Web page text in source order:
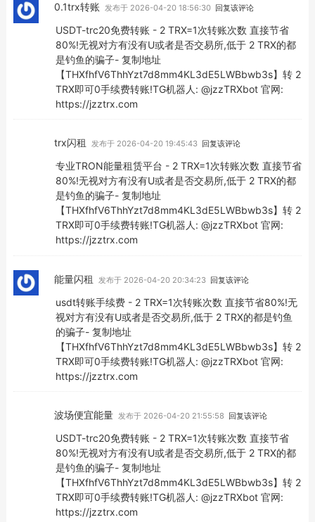
0.1trx转账 发布于 2026-04-20 18:56:30 回复该评论
USDT-trc20免费转账 - 2 TRX=1次转账次数 直接节省
80%!无视对方有没有U或者是否交易所,低于 2 TRX的都
是钓鱼的骗子- 复制地址
【THXfhfV6ThhYzt7d8mm4KL3dE5LWBbwb3s】转 2
TRX即可0手续费转账!TG机器人: @jzzTRXbot 官网:
https://jzztrx.com
trx闪租 发布于 2026-04-20 19:45:43 回复该评论
专业TRON能量租赁平台 - 2 TRX=1次转账次数 直接节省
80%!无视对方有没有U或者是否交易所,低于 2 TRX的都
是钓鱼的骗子- 复制地址
【THXfhfV6ThhYzt7d8mm4KL3dE5LWBbwb3s】转 2
TRX即可0手续费转账!TG机器人: @jzzTRXbot 官网:
https://jzztrx.com
能量闪租 发布于 2026-04-20 20:34:23 回复该评论
usdt转账手续费 - 2 TRX=1次转账次数 直接节省80%!无
视对方有没有U或者是否交易所,低于 2 TRX的都是钓鱼
的骗子- 复制地址
【THXfhfV6ThhYzt7d8mm4KL3dE5LWBbwb3s】转 2
TRX即可0手续费转账!TG机器人: @jzzTRXbot 官网:
https://jzztrx.com
波场便宜能量 发布于 2026-04-20 21:55:58 回复该评论
USDT-trc20免费转账 - 2 TRX=1次转账次数 直接节省
80%!无视对方有没有U或者是否交易所,低于 2 TRX的都
是钓鱼的骗子- 复制地址
【THXfhfV6ThhYzt7d8mm4KL3dE5LWBbwb3s】转 2
TRX即可0手续费转账!TG机器人: @jzzTRXbot 官网:
https://jzztrx.com